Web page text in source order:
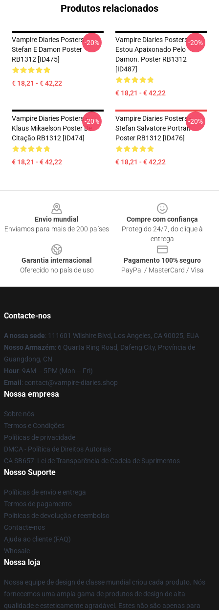
Produtos relacionados
Vampire Diaries Posters -
Stefan E Damon Poster
RB1312 [ID475]
€ 18,21 - € 42,22
-20%
Vampire Diaries Posters -
Estou Apaixonado Pelo
Damon. Poster RB1312
[ID487]
€ 18,21 - € 42,22
-20%
Vampire Diaries Posters -
Klaus Mikaelson Poster De
Citação RB1312 [ID474]
€ 18,21 - € 42,22
-20%
Vampire Diaries Posters -
Stefan Salvatore Portrait
Poster RB1312 [ID476]
€ 18,21 - € 42,22
-20%
Envio mundial
Enviamos para mais de 200 países
Compre com confiança
Protegido 24/7, do clique à
entrega
Garantia internacional
Oferecido no país de uso
Pagamento 100% seguro
PayPal / MasterCard / Visa
Contacte-nos
A nossa sede: 111601 Wilshire Blvd, Los Angeles, CA 90025, EUA
Nosso Armazém: 6 Quarta Ring Road, Dafeng City, Província de
Guangdong, CN
Hour: 9AM – 5PM (Mon – Fri)
Email : contact@vampire-diaries.shop
Nossa empresa
Sobre nós
Termos e Condições
Políticas de privacidade
DMCA - Política de Direitos Autorais
CA SB657: Lei de Transparência de Cadeia de Suprimentos
Nosso Suporte
Políticas de envio e entrega
Termos de pagamento
Políticas de devolução e reembolso
Contacte-nos
Ajuda ao cliente (FAQ)
Whosale
Nossa loja
Nossa equipe de design de classe mundial criou cada produto. Nós
fornecemos uma ampla gama de produtos de design de alta
qualidade e esteticamente agradável. Estes não são apenas para